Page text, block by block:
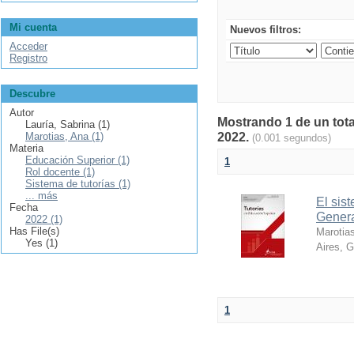
Nuevos filtros:
Mostrando 1 de un
2022. (0.001 segundos)
1
El
Aires,
1
Mi cuenta
Acceder
Registro
Descubre
Autor
Lauría, Sabrina (1)
Marotias, Ana (1)
Materia
Educación Superior (1)
Rol docente (1)
Sistema de tutorías (1)
... más
Fecha
2022 (1)
Has File(s)
Yes (1)